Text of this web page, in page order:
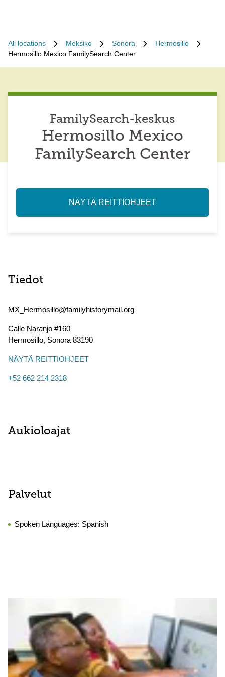
All locations Meksiko Sonora
Hermosillo
Hermosillo Mexico FamilySearch Center
FamilySearch-keskus
Hermosillo Mexico
FamilySearch Center
NÄYTÄ REITTIOHJEET
Tiedot
MX_Hermosillo@familyhistorymail.org
Calle Naranjo #160
Hermosillo, Sonora 83190
NÄYTÄ REITTIOHJEET
+52 662 214 2318
Aukioloajat
Palvelut
Spoken Languages: Spanish